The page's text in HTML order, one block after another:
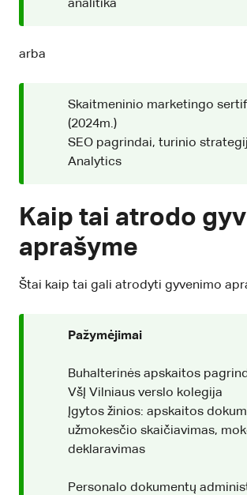
analitika
arba
Skaitmeninio marketingo
(2024m.)
SEO pagrindai, turinio
Analytics
Kaip tai atrodo
aprašyme
Štai kaip tai gali atrodyti gyvenimo
Pažymėjimai
Buhalterinės apskaitos
VšĮ Vilniaus verslo kolegija
Įgytos žinios: apskaitos
užmokesčio skaičiavimas,
deklaravimas
Personalo dokumentų